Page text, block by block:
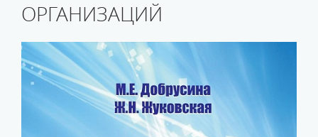
ОРГАНИЗАЦИЙ